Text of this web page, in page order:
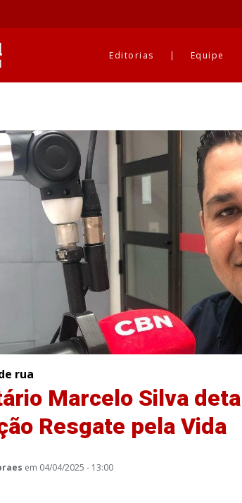
Editorias Equipe
rua
Marcelo Silva
Resgate pela Vida
em 04/04/2025 - 13:00